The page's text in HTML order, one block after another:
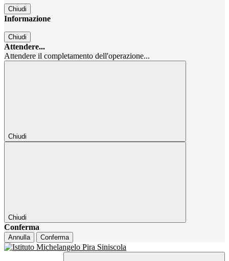
Chiudi
Informazione
Chiudi
Attendere...
Attendere il completamento dell'operazione...
Chiudi
Chiudi
Conferma
Annulla Conferma